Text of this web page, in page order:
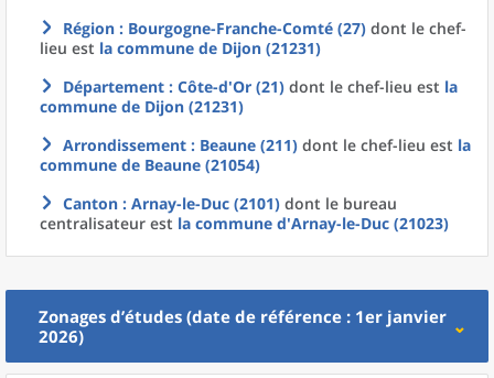
Région : Bourgogne-Franche-Comté (27) dont le chef-
lieu est la commune de Dijon (21231)
Département : Côte-d'Or (21) dont le chef-lieu est la
commune de Dijon (21231)
Arrondissement : Beaune (211) dont le chef-lieu est la
commune de Beaune (21054)
Canton : Arnay-le-Duc (2101) dont le bureau
centralisateur est la commune d'Arnay-le-Duc (21023)
Zonages d’études (date de référence : 1er janvier
2026)